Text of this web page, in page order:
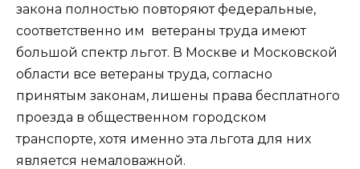
закона полностью повторяют федеральные,
соответственно им ветераны труда имеют
большой спектр льгот. В Москве и Московской
области все ветераны труда, согласно
принятым законам, лишены права бесплатного
проезда в общественном городском
транспорте, хотя именно эта льгота для них
является немаловажной.